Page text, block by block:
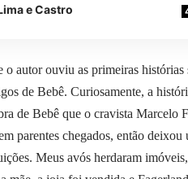
e Castro
autor ouviu as primeiras
de Bebê. Curiosamente, a
de Bebê que o cravista Marcelo
parentes chegados, então
Meus avós herdaram